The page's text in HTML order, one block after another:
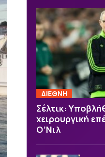
ΔΙΕΘΝΗ
Σέλτικ:
χειρουργική
Ο’Νιλ